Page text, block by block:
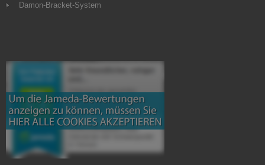
Damon-Bracket-System